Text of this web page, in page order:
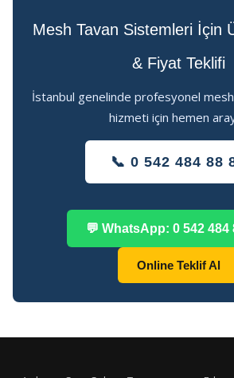
Mesh Tavan Sistemleri İçin
& Fiyat Teklifi
İstanbul genelinde profesyonel
hizmeti için hemen
📞 0 542 484 88
💬 WhatsApp: 0 542 484
Online Teklif Al